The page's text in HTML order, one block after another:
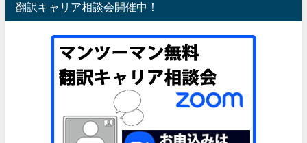
翻訳キャリア相談会開催中！